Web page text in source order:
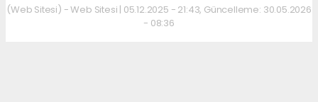
(Web Sitesi) - Web Sitesi | 05.12.2025 - 21:43, Güncelleme: 30.05.2026
- 08:36